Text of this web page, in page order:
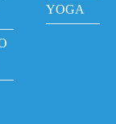
YOGA